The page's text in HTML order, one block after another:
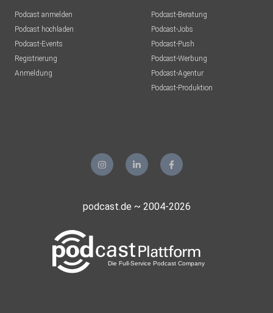
Podcast anmelden
Podcast hochladen
Podcast-Events
Registrierung
Anmeldung
Podcast-Beratung
Podcast-Jobs
Podcast-Push
Podcast-Werbung
Podcast-Agentur
Podcast-Produktion
podcast.de ~ 2004-2026